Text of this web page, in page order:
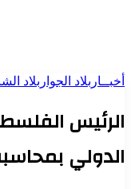
أخبــار بلاد الجوار بلاد
الرئيس
الدولي